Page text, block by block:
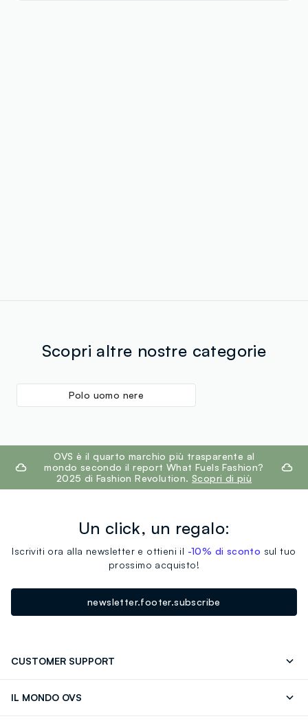
Scopri altre nostre categorie
Polo uomo nere
footer.ariatitleOVS è il quarto marchio più trasparente al
mondo secondo il report What Fuels Fashion?
2025 di Fashion Revolution. Scopri di più
Un click, un regalo:
Iscriviti ora alla newsletter e ottieni il -10% di sconto sul tuo
prossimo acquisto!
newsletter.footer.subscribe
CUSTOMER SUPPORT
IL MONDO OVS